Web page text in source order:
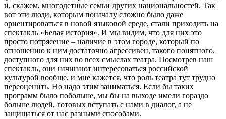
и, скажем, многодетные семьи других национальностей. Так
вот эти люди, которым поначалу сложно было даже
ориентироваться в новой языковой среде, стали приходить на
спектакль «Белая история». И мы видим, что для них это
просто потрясение – наличие в этом городе, который по
отношению к ним достаточно агрессивен, такого понятного,
доступного для них во всех смыслах театра. Посмотрев наш
спектакль, они начинают интересоваться российской
культурой вообще, и мне кажется, что роль театра тут трудно
переоценить. Но надо этим заниматься. Если бы таких
программ было побольше, мы бы на выходе имели гораздо
больше людей, готовых вступать с нами в диалог, а не
защищаться от нас разными способами.